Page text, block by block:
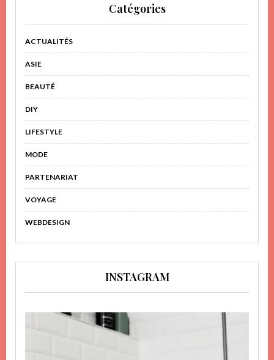
Catégories
ACTUALITÉS
ASIE
BEAUTÉ
DIY
LIFESTYLE
MODE
PARTENARIAT
VOYAGE
WEBDESIGN
INSTAGRAM